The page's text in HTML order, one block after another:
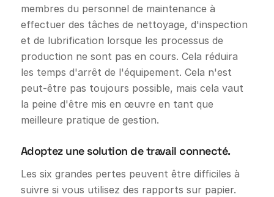
membres du personnel de maintenance à
effectuer des tâches de nettoyage, d'inspection
et de lubrification lorsque les processus de
production ne sont pas en cours. Cela réduira
les temps d'arrêt de l'équipement. Cela n'est
peut-être pas toujours possible, mais cela vaut
la peine d'être mis en œuvre en tant que
meilleure pratique de gestion.
Adoptez une solution de travail connecté.
Les six grandes pertes peuvent être difficiles à
suivre si vous utilisez des rapports sur papier.